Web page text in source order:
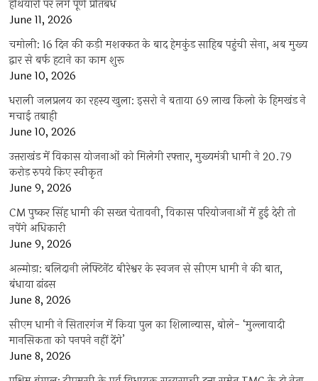
हथियारों पर लगे पूर्ण प्रतिबंध
June 11, 2026
चमोली: 16 दिन की कड़ी मशक्कत के बाद हेमकुंड साहिब पहुंची सेना, अब मुख्य
द्वार से बर्फ हटाने का काम शुरू
June 10, 2026
धराली जलप्रलय का रहस्य खुला: इसरो ने बताया 69 लाख किलो के हिमखंड ने
मचाई तबाही
June 10, 2026
उत्तराखंड में विकास योजनाओं को मिलेगी रफ्तार, मुख्यमंत्री धामी ने 20.79
करोड़ रुपये किए स्वीकृत
June 9, 2026
CM पुष्कर सिंह धामी की सख्त चेतावनी, विकास परियोजनाओं में हुई देरी तो
नपेंगे अधिकारी
June 9, 2026
अल्मोड़ा: बलिदानी लेफ्टिनेंट बीरेश्वर के स्वजन से सीएम धामी ने की बात,
बंधाया ढांढस
June 8, 2026
सीएम धामी ने सितारगंज में किया पुल का शिलान्यास, बोले- ‘मुल्लावादी
मानसिकता को पनपने नहीं देंगे’
June 8, 2026